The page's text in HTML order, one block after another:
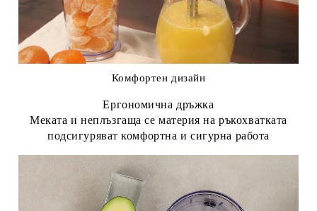
Комфортен дизайн
Ергономична дръжка
Меката и неплъзгаща се материя на ръкохватката
подсигуряват комфортна и сигурна работа